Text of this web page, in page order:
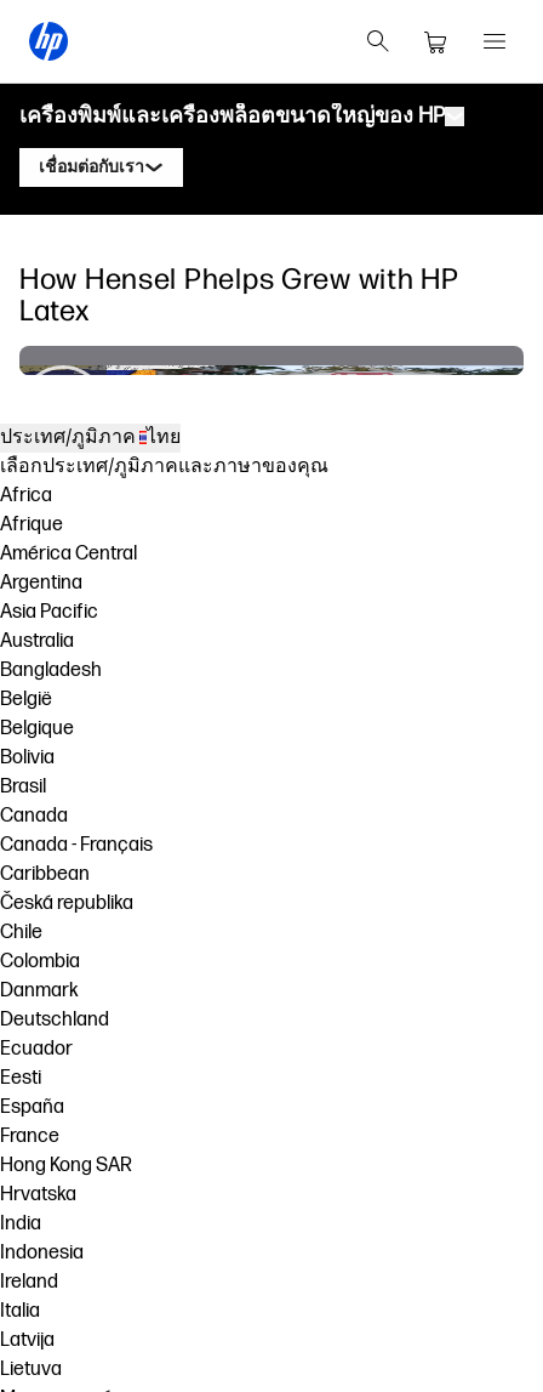
เครื่องพิมพ์และเครื่องพล็อตขนาดใหญ่ของ HP
เชื่อมต่อกับเรา
ติดต่อผู้เชี่ยวชาญ HP PageWide XL
ติดต่อผู้เชี่ยวชาญ HP Latex
ติดต่อผู้เชี่ยวชาญ PrintOS
ติดตามเรา
เครื่องพล็อตเทคนิค HP DesignJet
เครื่องพิมพ์กราฟิก HP DesignJet
เครื่องพิมพ์ HP PageWide XL
เครื่องพิมพ์ HP Stitch
โซลูชันและบริการ
โซลูชันการพิมพ์ HP Click
HP PrintOS Production Hub
ความปลอดภัย
แอปพลิเคชัน
ทรัพยากร
บล็อก
เว็บบินาร์
คำรับรอง
โซลูชันเวิร์กโฟลว์
ความยั่งยืน
How Hensel Phelps Grew with HP
Latex
ประเทศ/ภูมิภาค ไทย
เลือกประเทศ/ภูมิภาคและภาษาของคุณ
Africa
Afrique
América Central
Argentina
Asia Pacific
Australia
Bangladesh
België
Belgique
Bolivia
Brasil
Canada
Canada - Français
Caribbean
Česká republika
Chile
Colombia
Danmark
Deutschland
Ecuador
Eesti
España
France
Hong Kong SAR
Hrvatska
India
Indonesia
Ireland
Italia
Latvija
Lietuva